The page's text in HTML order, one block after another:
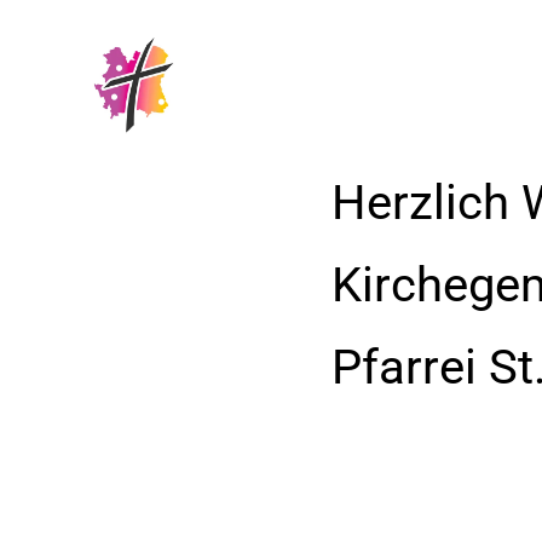
Herzlich
Pfarrei